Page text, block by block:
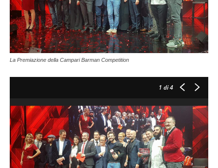
La Premiazione della Campari Barman Competition
1 di 4